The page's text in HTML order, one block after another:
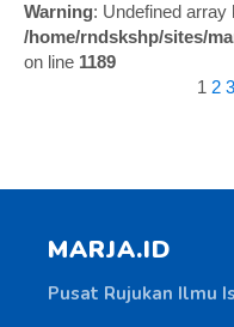
Warning: Undefined array
/home/rndskshp/sites/
on line 1189
1 2 3
MARJA.ID
Pusat Rujukan Ilmu